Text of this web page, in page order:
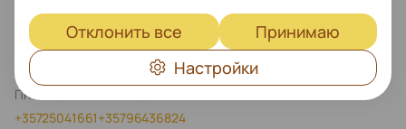
Спиру Киприану, 26, Гермасойя 4040
Сервисный центр Bang & Olufsen
Пн - Пт, 09:00 - 20:00, Сб 10:00 - 17:00
+35725041661+35796436824
Отклонить все
Принимаю
Настройки